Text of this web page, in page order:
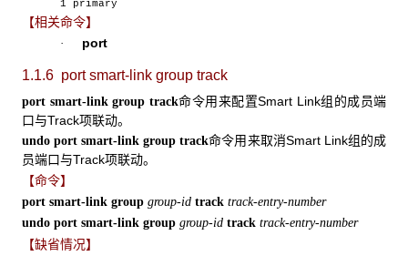
1 primary
【相关命令】
· port
1.1.6 port smart-link group track
port smart-link group track命令用来配置Smart Link组的成员端
口与Track项联动。
undo port smart-link group track命令用来取消Smart Link组的成
员端口与Track项联动。
【命令】
port smart-link group group-id track track-entry-number
undo port smart-link group group-id track track-entry-number
【缺省情况】